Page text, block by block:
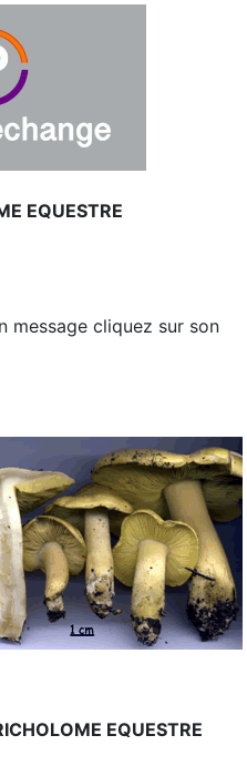
EQUESTRE
message cliquez sur son
EQUESTRE